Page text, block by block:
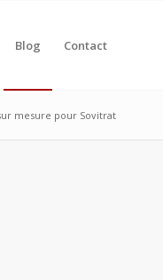
Blog Contact
mesure pour Sovitrat